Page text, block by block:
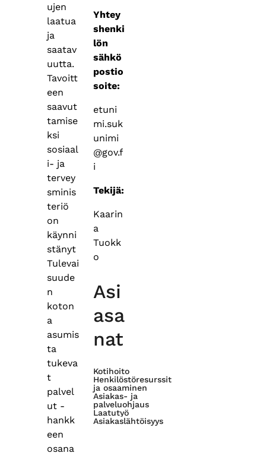
ujen
laatua
ja
saatav
uutta.
Tavoitt
een
saavut
tamise
ksi
sosiaal
i- ja
tervey
sminis
teriö
on
käynni
stänyt
Tulevai
suude
n
koton
a
asumis
ta
tukeva
t
palvel
ut -
hankk
een
osana
Yhtey
shenki
lön
sähkö
postio
soite:
etuni
mi.suk
unimi
@gov.f
i
Tekijä:
Kaarin
a
Tuokk
o
Asi
asa
nat
Kotihoito
Henkilöstöresurssit
ja osaaminen
Asiakas- ja
palveluohjaus
Laatutyö
Asiakaslähtöisyys